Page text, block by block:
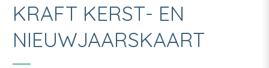
KRAFT KERST- EN
NIEUWJAARSKAART